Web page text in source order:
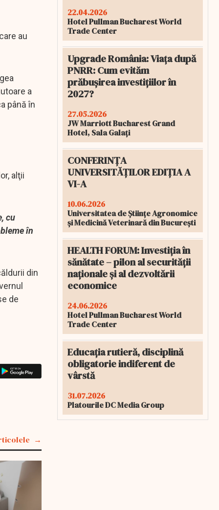
au
a
până în
alţii
cu
în
din
de
22.04.2026
Hotel Pullman Bucharest World
Trade Center
Upgrade România: Viața după
PNRR: Cum evităm
prăbușirea investițiilor în
2027?
27.05.2026
JW Marriott Bucharest Grand
Hotel, Sala Galați
CONFERINȚA
UNIVERSITĂȚILOR EDIȚIA A
VI-A
10.06.2026
Universitatea de Științe Agronomice
și Medicină Veterinară din București
HEALTH FORUM: Investiția în
sănătate – pilon al securității
naționale și al dezvoltării
economice
24.06.2026
Hotel Pullman Bucharest World
Trade Center
Educația rutieră, disciplină
obligatorie indiferent de
vârstă
31.07.2026
Platourile DC Media Group